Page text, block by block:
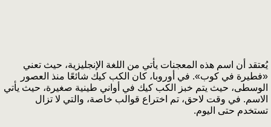
يُعتقد أن اسم هذه المعجنات يأتي من اللغة الإنجليزية، حيث تعني
«فطيرة في كوب». في أوروبا، كان الكب كيك شائعًا منذ العصور
الوسطى، حيث يتم خبز الكب كيك في أواني طينية صغيرة، حيث يأتي
الاسم. في وقت لاحق، تم اختراع قوالب خاصة، والتي لا تزال
تستخدم حتى اليوم.